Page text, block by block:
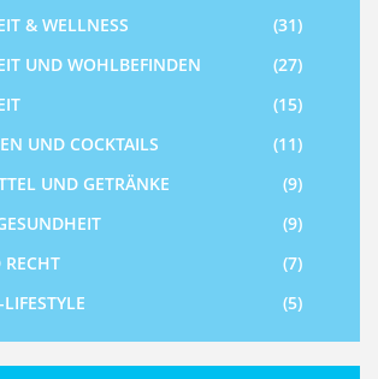
& WELLNESS
(31)
UND WOHLBEFINDEN
(27)
(15)
UND COCKTAILS
(11)
UND GETRÄNKE
(9)
(9)
RECHT
(7)
(5)